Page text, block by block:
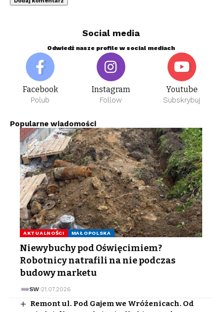
Social media
Odwiedź nasze profile w social mediach
Facebook
Polub
Instagram
Follow
Youtube
Subskrybuj
Popularne wiadomości
AKTUALNOŚCI MAŁOPOLSKA
Niewybuchy pod Oświęcimiem?
Robotnicy natrafili na nie podczas
budowy marketu
SW 21.07.2026
Remont ul. Pod Gajem we Wróżenicach. Od